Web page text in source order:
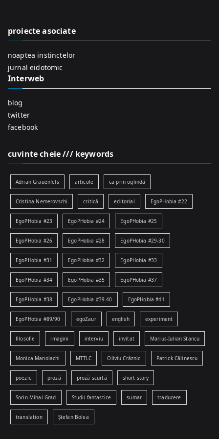
o
proiecte asociate
noaptea instinctelor
jurnal eidotomic
Interweb
blog
twitter
facebook
cuvinte cheie /// keywords
Adrian Grauenfels articole ca prin oglindă
Cristina Nemerovschi critică editorial EgoPHobia #22
EgoPHobia #23 EgoPHobia #24 EgoPHobia #25
EgoPHobia #26 EgoPHobia #28 EgoPHobia #29-30
EgoPHobia #31 EgoPHobia #32 EgoPHobia #33
EgoPHobia #34 EgoPHobia #35 EgoPHobia #37
EgoPHobia #38 EgoPHobia #39-40 EgoPHobia #41
EgoPHobia #89/90 egoZaur english experiment
filosofie imagini interviu invitat Marius-Iulian Stancu
Monica Manolachi MTTLC Oliviu Crâznic Patrick Călinescu
poezie proză proză scurtă short story
Sorin-Mihai Grad Studii fantastice sumar traducere
translation Ștefan Bolea